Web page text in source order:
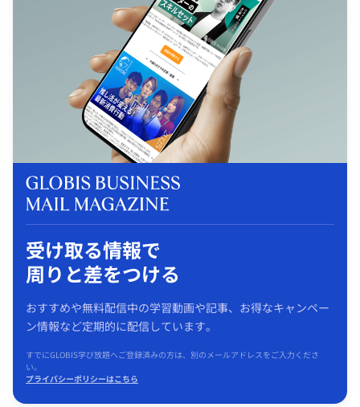
受け取る情報で
周りと差をつける
おすすめや無料配信中の学習動画や記事、お得なキャンペー
ン情報など定期的に配信しています。
すでにGLOBIS学び放題へご登録済みの方は、別のメールアドレスをご入力くださ
い。
プライバシーポリシーはこちら